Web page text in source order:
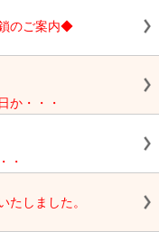
のご案内◆
か・・・
・
たしました。